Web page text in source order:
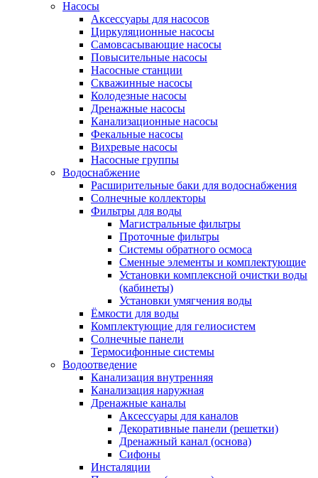
Насосы
Аксессуары для насосов
Циркуляционные насосы
Самовсасывающие насосы
Повысительные насосы
Насосные станции
Скважинные насосы
Колодезные насосы
Дренажные насосы
Канализационные насосы
Фекальные насосы
Вихревые насосы
Насосные группы
Водоснабжение
Расширительные баки для водоснабжения
Солнечные коллекторы
Фильтры для воды
Магистральные фильтры
Проточные фильтры
Системы обратного осмоса
Сменные элементы и комплектующие
Установки комплексной очистки воды
(кабинеты)
Установки умягчения воды
Ёмкости для воды
Комплектующие для гелиосистем
Солнечные панели
Термосифонные системы
Водоотведение
Канализация внутренняя
Канализация наружная
Дренажные каналы
Аксессуары для каналов
Декоративные панели (решетки)
Дренажный канал (основа)
Сифоны
Инсталяции